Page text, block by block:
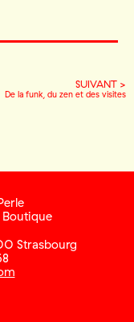
SUIVANT >
De la funk, du zen et des visites
Strasbourg